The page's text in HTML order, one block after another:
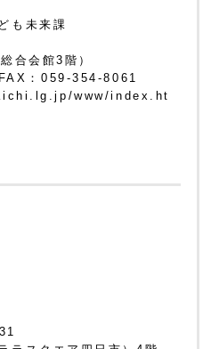
も未来課
合会館3階）
：059-354-8061
www/index.ht